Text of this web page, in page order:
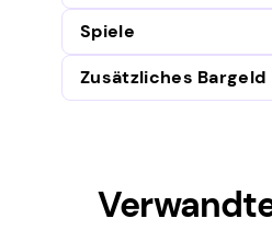
Spiele
Zusätzliches Bargeld